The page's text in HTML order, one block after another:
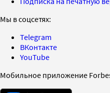
Мы в соцсетях:
Telegram
ВКонтакте
YouTube
Мобильное приложение